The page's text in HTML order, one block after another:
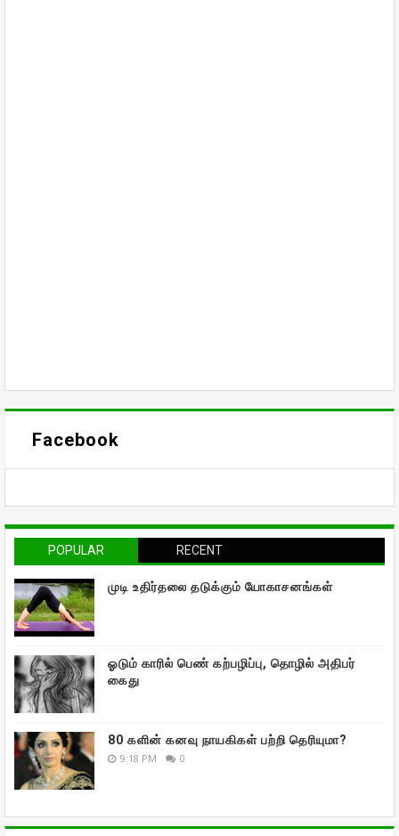
Facebook
POPULAR RECENT
முடி உதிர்தலை தடுக்கும் யோகாசனங்கள்
ஓடும் காரில் பெண் கற்பழிப்பு, தொழில் அதிபர்
கைது
80 களின் கனவு நாயகிகள் பற்றி தெரியுமா?
9:18 PM 0